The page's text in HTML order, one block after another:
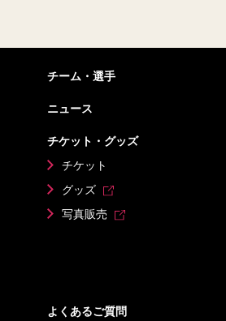
チーム・選手
ニュース
チケット・グッズ
チケット
グッズ
写真販売
よくあるご質問